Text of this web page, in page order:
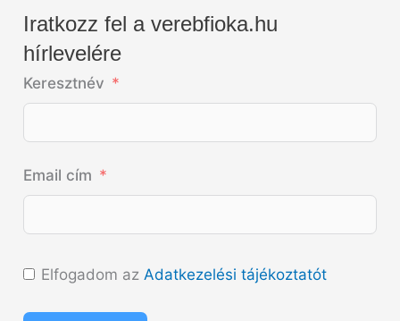
Iratkozz fel a verebfioka.hu
hírlevelére
Keresztnév
Email cím
Elfogadom azAdatkezelési tájékoztatót